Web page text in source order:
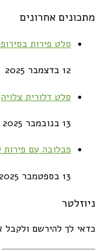
מתכונים אחרונים
סלט פירות
12 בדצמבר 2025
סלט דלורית צלויה
13 בנובמבר 2025
פבלובה עם פירות
13 בספטמבר 2025
ניוזלטר
כדאי לך להירשם ולקבל